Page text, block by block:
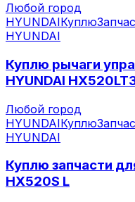
Любой город
HYUNDAI
HYUNDAI
Куплю рычаги
HYUNDAI
Любой город
HYUNDAI
HYUNDAI
Куплю запчасти
HX520S L